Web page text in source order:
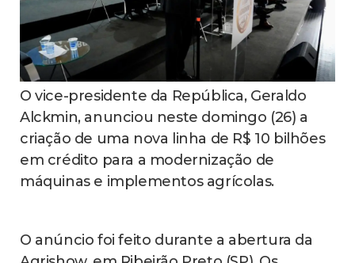
O vice-presidente da República, Geraldo
Alckmin, anunciou neste domingo (26) a
criação de uma nova linha de R$ 10 bilhões
em crédito para a modernização de
máquinas e implementos agrícolas.
O anúncio foi feito durante a abertura da